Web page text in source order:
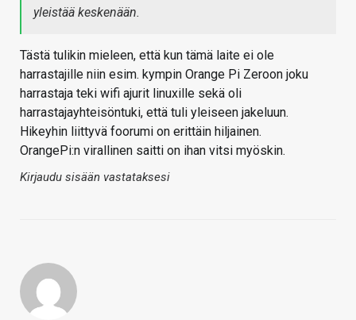
yleistää keskenään.
Tästä tulikin mieleen, että kun tämä laite ei ole
harrastajille niin esim. kympin Orange Pi Zeroon joku
harrastaja teki wifi ajurit linuxille sekä oli
harrastajayhteisöntuki, että tuli yleiseen jakeluun.
Hikeyhin liittyvä foorumi on erittäin hiljainen.
OrangePi:n virallinen saitti on ihan vitsi myöskin.
Kirjaudu sisään vastataksesi